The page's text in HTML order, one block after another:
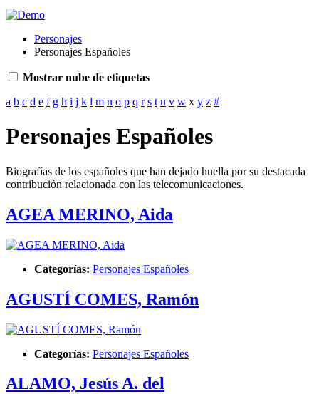
Personajes
Personajes Españoles
Mostrar nube de etiquetas
a b c d e f g h i j k l m n o p q r s t u v w x y z #
Personajes Españoles
Biografías de los españoles que han dejado huella por su destacada
contribución relacionada con las telecomunicaciones.
AGEA MERINO, Aida
Categorías: Personajes Españoles
AGUSTÍ COMES, Ramón
Categorías: Personajes Españoles
ALAMO, Jesús A. del